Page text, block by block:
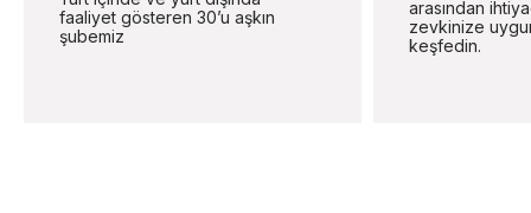
faaliyet gösteren 30’u aşkın
şubemiz
arasından
zevkinize
keşfedin.